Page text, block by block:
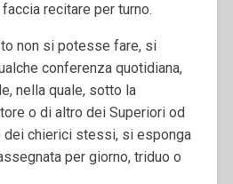
recitare per turno.
non si potesse fare, si
conferenza quotidiana,
nella quale, sotto la
o di altro dei Superiori od
dei chierici stessi, si esponga
per giorno, triduo o